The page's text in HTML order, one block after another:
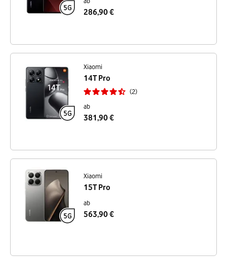
286,90 €
Xiaomi
14T Pro
2
ab
381,90 €
Xiaomi
15T Pro
ab
563,90 €